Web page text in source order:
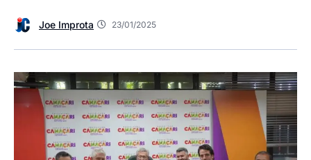
Joe Improta 23/01/2025